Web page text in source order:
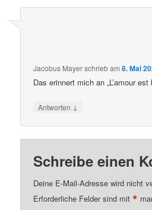
Jacobus Mayerschriebam8. Mai
Das erinnert mich an „L’amour est
Antworten ↓
Schreibe einen
Deine E-Mail-Adresse wird nicht
Erforderliche Felder sind mit*